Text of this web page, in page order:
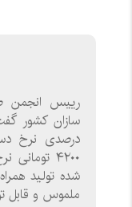
رییس انجمن
درصدی نرخ
۴۲۰۰
شده تولید
ملموس و قابل